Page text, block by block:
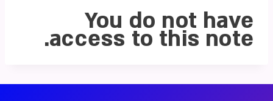
You do not have
access to this note.